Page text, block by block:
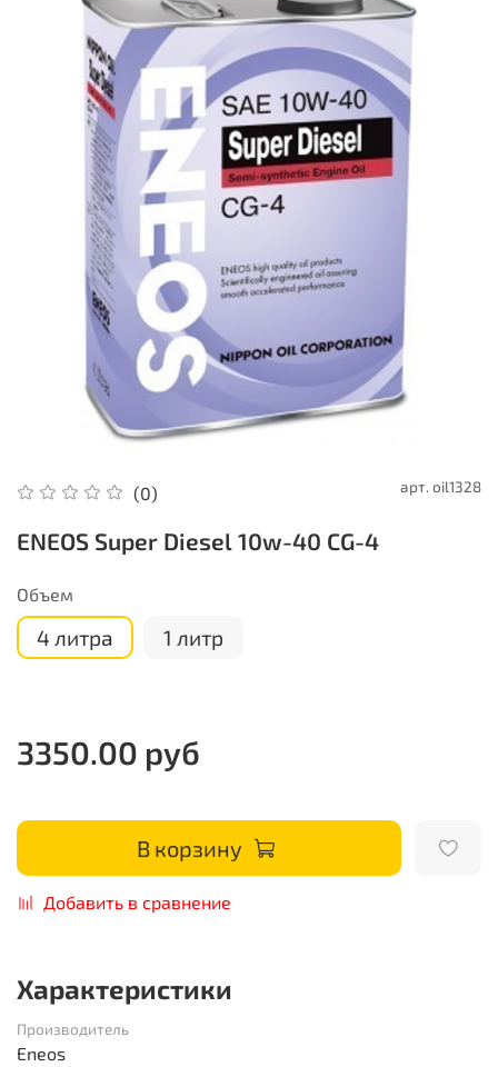
(0) арт. oil1328
ENEOS Super Diesel 10w-40 CG-4
Объем
4 литра 1 литр
3350.00 руб
В корзину
Добавить в сравнение
Характеристики
Производитель
Eneos